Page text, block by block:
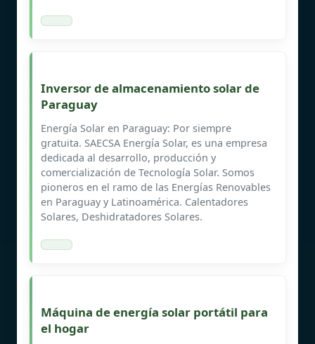
Inversor de almacenamiento solar de
Paraguay
Energía Solar en Paraguay: Por siempre
gratuita. SAECSA Energía Solar, es una empresa
dedicada al desarrollo, producción y
comercialización de Tecnología Solar. Somos
pioneros en el ramo de las Energías Renovables
en Paraguay y Latinoamérica. Calentadores
Solares, Deshidratadores Solares.
Máquina de energía solar portátil para
el hogar